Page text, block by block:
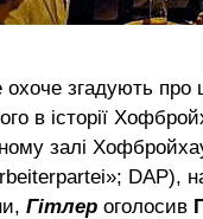
охоче згадують
в історії
залі
DAP),
Гітлер оголосив